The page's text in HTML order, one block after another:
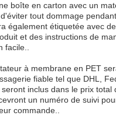
boîte en carton avec un
tout dommage
également étiquetée avec
et des instructions de
à membrane en PET
fiable tel que DHL,
inclus dans le prix total
un numéro de suivi
commande..